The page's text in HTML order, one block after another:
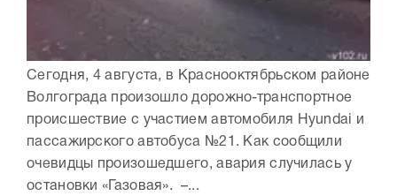
Сегодня, 4 августа, в Краснооктябрьском районе
Волгограда произошло дорожно-транспортное
происшествие с участием автомобиля Hyundai и
пассажирского автобуса №21. Как сообщили
очевидцы произошедшего, авария случилась у
остановки «Газовая». –...